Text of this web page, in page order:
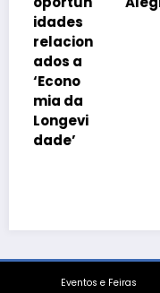
idades
relacion
ados a
‘Econo
mia da
Longevi
dade’
Eventos e Feiras